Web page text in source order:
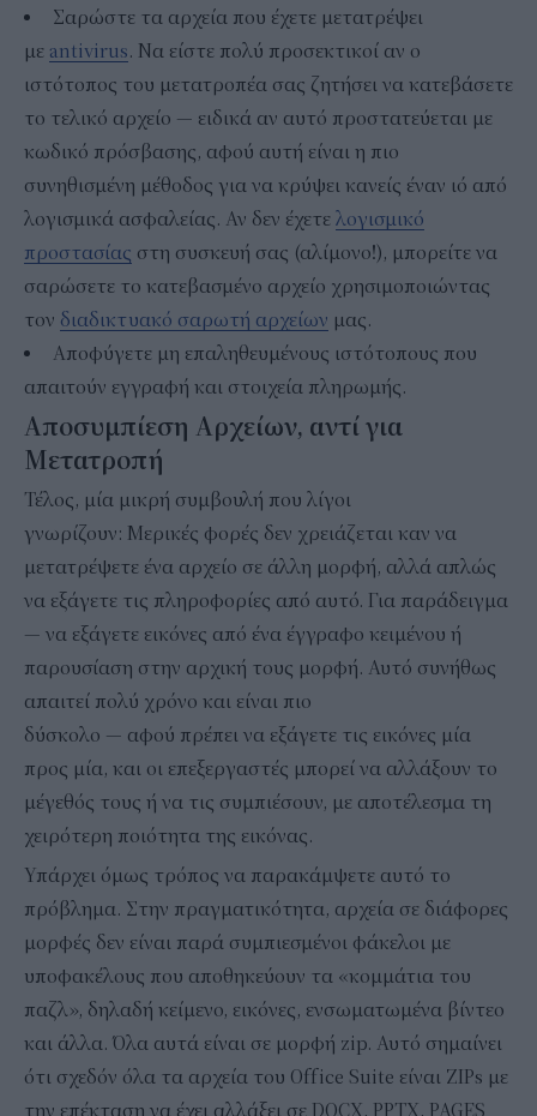
Σαρώστε τα αρχεία που έχετε μετατρέψει
με antivirus. Να είστε πολύ προσεκτικοί αν ο
ιστότοπος του μετατροπέα σας ζητήσει να κατεβάσετε
το τελικό αρχείο — ειδικά αν αυτό προστατεύεται με
κωδικό πρόσβασης, αφού αυτή είναι η πιο
συνηθισμένη μέθοδος για να κρύψει κανείς έναν ιό από
λογισμικά ασφαλείας. Αν δεν έχετε λογισμικό
προστασίας στη συσκευή σας (αλίμονο!), μπορείτε να
σαρώσετε το κατεβασμένο αρχείο χρησιμοποιώντας
τον διαδικτυακό σαρωτή αρχείων μας.
Αποφύγετε μη επαληθευμένους ιστότοπους που
απαιτούν εγγραφή και στοιχεία πληρωμής.
Αποσυμπίεση Αρχείων, αντί για
Μετατροπή
Τέλος, μία μικρή συμβουλή που λίγοι
γνωρίζουν: Μερικές φορές δεν χρειάζεται καν να
μετατρέψετε ένα αρχείο σε άλλη μορφή, αλλά απλώς
να εξάγετε τις πληροφορίες από αυτό. Για παράδειγμα
— να εξάγετε εικόνες από ένα έγγραφο κειμένου ή
παρουσίαση στην αρχική τους μορφή. Αυτό συνήθως
απαιτεί πολύ χρόνο και είναι πιο
δύσκολο — αφού πρέπει να εξάγετε τις εικόνες μία
προς μία, και οι επεξεργαστές μπορεί να αλλάξουν το
μέγεθός τους ή να τις συμπιέσουν, με αποτέλεσμα τη
χειρότερη ποιότητα της εικόνας.
Υπάρχει όμως τρόπος να παρακάμψετε αυτό το
πρόβλημα. Στην πραγματικότητα, αρχεία σε διάφορες
μορφές δεν είναι παρά συμπιεσμένοι φάκελοι με
υποφακέλους που αποθηκεύουν τα «κομμάτια του
παζλ», δηλαδή κείμενο, εικόνες, ενσωματωμένα βίντεο
και άλλα. Όλα αυτά είναι σε μορφή zip. Αυτό σημαίνει
ότι σχεδόν όλα τα αρχεία του Office Suite είναι ZIPs με
την επέκταση να έχει αλλάξει σε DOCX, PPTX, PAGES